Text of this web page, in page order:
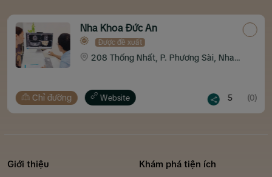
Nha Khoa Đức An
Được đề xuất
208 Thống Nhất, P. Phương Sài, Nha
Chỉ đường Website 5 (0)
Giới thiệu Khám phá tiện ích